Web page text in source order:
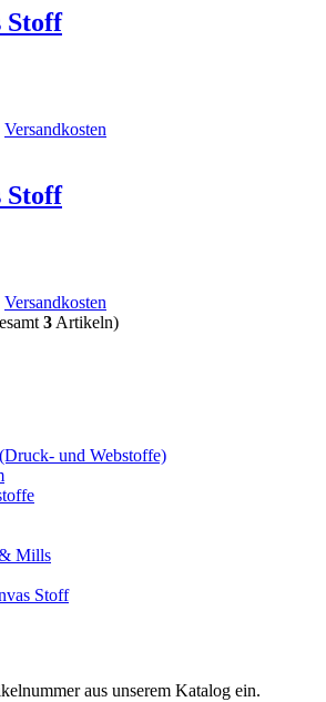
Stoff
Versandkosten
Stoff
Versandkosten
3 Artikeln)
und Webstoffe)
Mills
Stoff
aus unserem Katalog ein.